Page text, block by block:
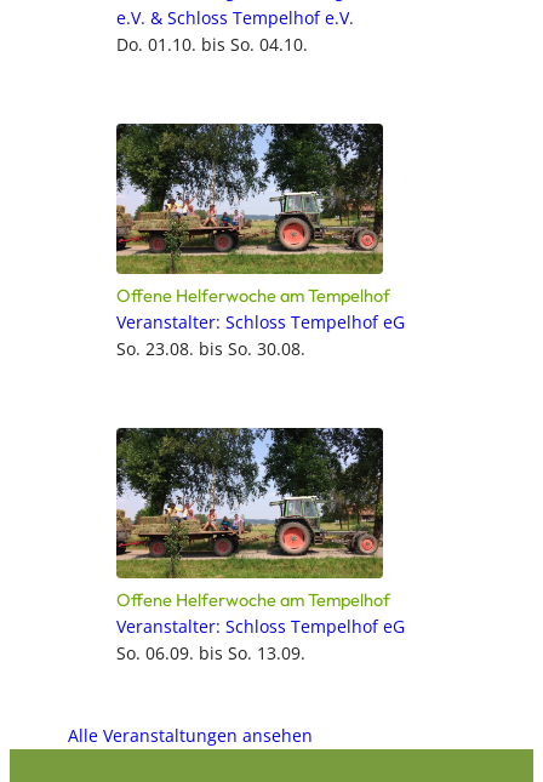
e.V. & Schloss Tempelhof e.V.
Do. 01.10. bis So. 04.10.
Offene Helferwoche am Tempelhof
Veranstalter: Schloss Tempelhof eG
So. 23.08. bis So. 30.08.
Offene Helferwoche am Tempelhof
Veranstalter: Schloss Tempelhof eG
So. 06.09. bis So. 13.09.
Alle Veranstaltungen ansehen